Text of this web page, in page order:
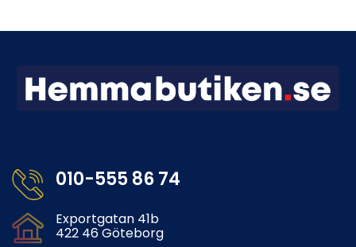
010-555 86 74
Exportgatan 41b
422 46 Göteborg